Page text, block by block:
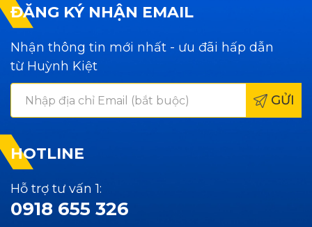
ĐĂNG KÝ NHẬN EMAIL
Nhận thông tin mới nhất - ưu đãi hấp dẫn
từ Huỳnh Kiệt
GỬI
HOTLINE
Hỗ trợ tư vấn 1:
0918 655 326